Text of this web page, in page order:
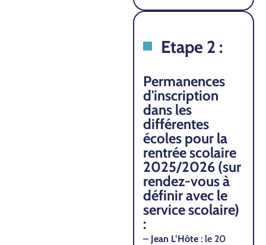
Etape 2 :
Permanences
d'inscription
dans les
différentes
écoles pour la
rentrée scolaire
2025/2026 (sur
rendez-vous à
définir avec le
service scolaire)
:
– Jean L’Hôte : le 20